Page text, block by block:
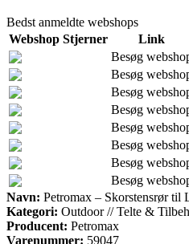
Bedst anmeldte webshops
Webshop Stjerner
Link
Besøg
Besøg
Besøg
Besøg
Besøg
Besøg
Besøg
Besøg
Navn: Petromax – Skorstensrør til
Kategori: Outdoor // Telte &
Producent: Petromax
Varenummer: 59047